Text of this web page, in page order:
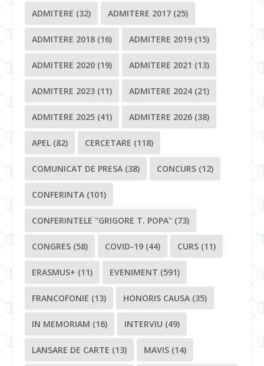
ADMITERE (32) ADMITERE 2017 (25)
ADMITERE 2018 (16) ADMITERE 2019 (15)
ADMITERE 2020 (19) ADMITERE 2021 (13)
ADMITERE 2023 (11) ADMITERE 2024 (21)
ADMITERE 2025 (41) ADMITERE 2026 (38)
APEL (82) CERCETARE (118)
COMUNICAT DE PRESA (38) CONCURS (12)
CONFERINTA (101)
CONFERINTELE "GRIGORE T. POPA" (73)
CONGRES (58) COVID-19 (44) CURS (11)
ERASMUS+ (11) EVENIMENT (591)
FRANCOFONIE (13) HONORIS CAUSA (35)
IN MEMORIAM (16) INTERVIU (49)
LANSARE DE CARTE (13) MAVIS (14)